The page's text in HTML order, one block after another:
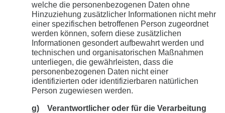
welche die personenbezogenen Daten ohne
Hinzuziehung zusätzlicher Informationen nicht mehr
einer spezifischen betroffenen Person zugeordnet
werden können, sofern diese zusätzlichen
Informationen gesondert aufbewahrt werden und
technischen und organisatorischen Maßnahmen
unterliegen, die gewährleisten, dass die
personenbezogenen Daten nicht einer
identifizierten oder identifizierbaren natürlichen
Person zugewiesen werden.
g) Verantwortlicher oder für die Verarbeitung